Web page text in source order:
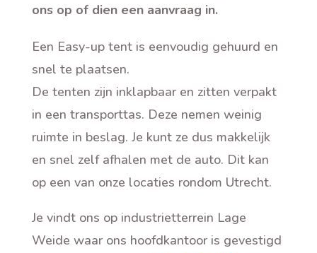
ons op of dien een aanvraag in.
Een Easy-up tent is eenvoudig gehuurd en
snel te plaatsen.
De tenten zijn inklapbaar en zitten verpakt
in een transporttas. Deze nemen weinig
ruimte in beslag. Je kunt ze dus makkelijk
en snel zelf afhalen met de auto. Dit kan
op een van onze locaties rondom Utrecht.
Je vindt ons op industrietterrein Lage
Weide waar ons hoofdkantoor is gevestigd